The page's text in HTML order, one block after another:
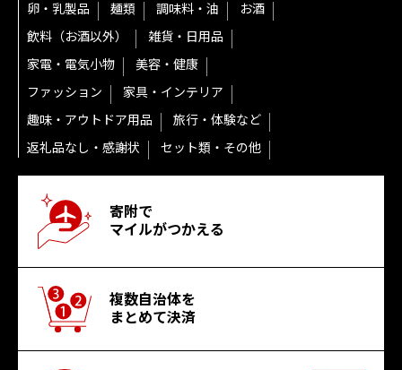
卵・乳製品
麺類 調味料・油
お酒
飲料（お酒以外）
雑貨・日用品
家電・電気小物
美容・健康
ファッション
家具・インテリア
趣味・アウトドア用品
旅行・体験など
返礼品なし・感謝状
セット類・その他
寄附で
マイルがつかえる
複数自治体を
まとめて決済